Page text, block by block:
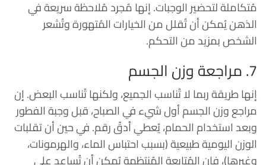
مُتكاملة لتحضير الوجبات. إنها مُجرد مُلاحظة سريعة في
الذهن يُمكن أن تُقلل من الخيارات المُتهورة وتُشعر
الشخص بمزيد من التحكم.
7. مراجعة وزن الجسم
إنها طريقة ربما لا تُناسب الجميع، ولكنها تُناسب البعض. إن
مراجع وزن الجسم أول شيء في الصباح، قبل وجبة الفطور
وبعد استخدام الحمام، يُعطي أدقّ رقم. في حين أن تقلبات
الوزن اليومية طبيعية (بسبب احتباس الماء، والهرمونات،
وغيرها)، فإن المُتابعة المُنتظمة يُمكن أن تُساعد على